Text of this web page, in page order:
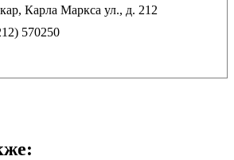
Карла Маркса ул., д. 212
570250